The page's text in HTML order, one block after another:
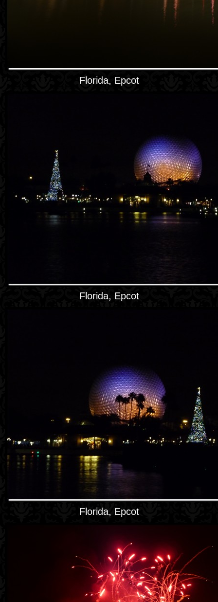
Florida, Epcot
Florida, Epcot
Florida, Epcot